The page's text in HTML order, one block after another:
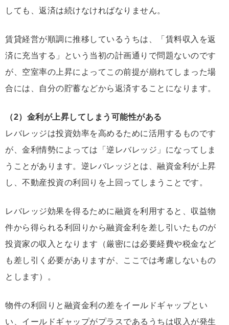
しても、返済は続けなければなりません。
賃貸経営が順調に推移しているうちは、「賃料収入を返
済に充当する」という当初の計画通りで問題ないのです
が、空室率の上昇によってこの前提が崩れてしまった場
合には、自分の貯蓄などから返済することになります。
（2）金利が上昇してしまう可能性がある
レバレッジは投資効率を高めるために活用するものです
が、金利情勢によっては「逆レバレッジ」になってしま
うことがあります。逆レバレッジとは、融資金利が上昇
し、不動産投資の利回りを上回ってしまうことです。
レバレッジ効果を得るために融資を利用すると、収益物
件から得られる利回りから融資金利を差し引いたものが
投資家の収入となります（厳密には必要経費や税金など
も差し引く必要がありますが、ここでは考慮しないもの
とします）。
物件の利回りと融資金利の差をイールドギャップとい
い、イールドギャップがプラスであるうちは収入が発生